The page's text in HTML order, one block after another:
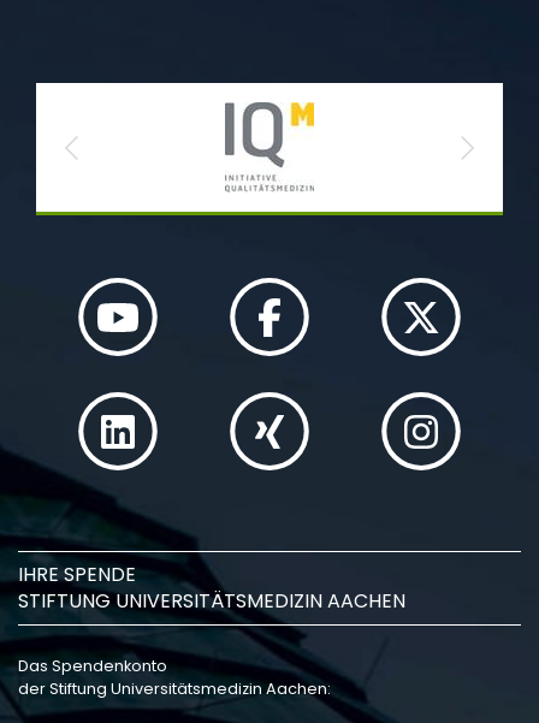
Previous Next
IHRE SPENDE
STIFTUNG UNIVERSITÄTSMEDIZIN AACHEN
Das Spendenkonto
der Stiftung Universitätsmedizin Aachen: